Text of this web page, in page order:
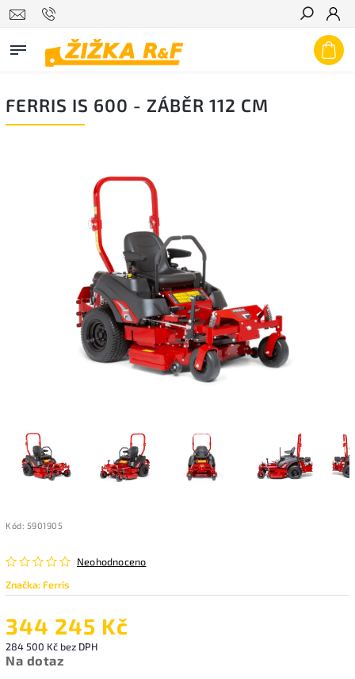
Hledat
FERRIS IS 600 - ZÁBĚR 112 CM
Kód: 5901905
Neohodnoceno
Značka: Ferris
344 245 Kč
284 500 Kč bez DPH
Na dotaz